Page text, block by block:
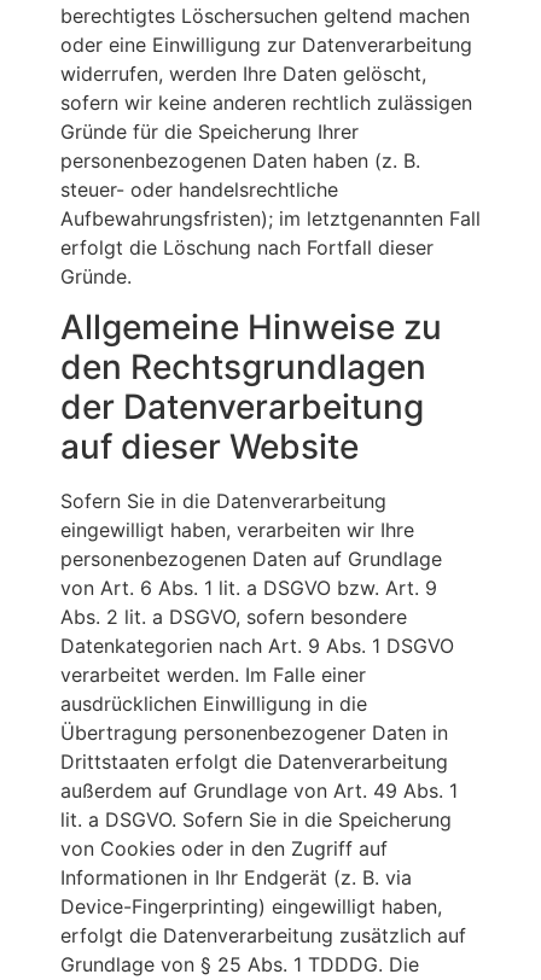
berechtigtes Löschersuchen geltend machen
oder eine Einwilligung zur Datenverarbeitung
widerrufen, werden Ihre Daten gelöscht,
sofern wir keine anderen rechtlich zulässigen
Gründe für die Speicherung Ihrer
personenbezogenen Daten haben (z. B.
steuer- oder handelsrechtliche
Aufbewahrungsfristen); im letztgenannten Fall
erfolgt die Löschung nach Fortfall dieser
Gründe.
Allgemeine Hinweise zu
den Rechtsgrundlagen
der Datenverarbeitung
auf dieser Website
Sofern Sie in die Datenverarbeitung
eingewilligt haben, verarbeiten wir Ihre
personenbezogenen Daten auf Grundlage
von Art. 6 Abs. 1 lit. a DSGVO bzw. Art. 9
Abs. 2 lit. a DSGVO, sofern besondere
Datenkategorien nach Art. 9 Abs. 1 DSGVO
verarbeitet werden. Im Falle einer
ausdrücklichen Einwilligung in die
Übertragung personenbezogener Daten in
Drittstaaten erfolgt die Datenverarbeitung
außerdem auf Grundlage von Art. 49 Abs. 1
lit. a DSGVO. Sofern Sie in die Speicherung
von Cookies oder in den Zugriff auf
Informationen in Ihr Endgerät (z. B. via
Device-Fingerprinting) eingewilligt haben,
erfolgt die Datenverarbeitung zusätzlich auf
Grundlage von § 25 Abs. 1 TDDDG. Die